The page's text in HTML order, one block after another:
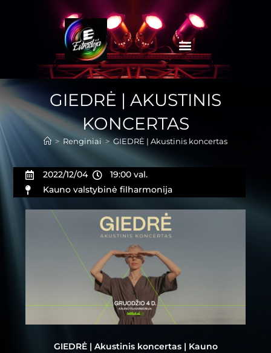
GIEDRĖ | AKUSTINIS
KONCERTAS
> Renginiai > GIEDRĖ | Akustinis koncertas
2022/12/04
19:00 val.
Kauno valstybinė filharmonija
GIEDRĖ | Akustinis koncertas | Kauno